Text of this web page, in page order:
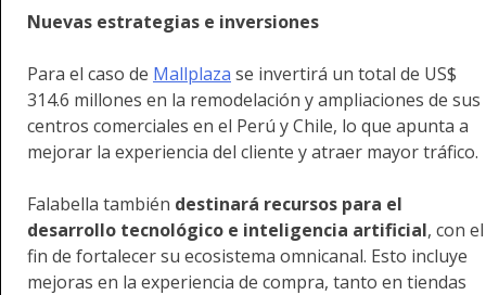
Nuevas estrategias e inversiones
Para el caso de Mallplaza se invertirá un total de US$
314.6 millones en la remodelación y ampliaciones de sus
centros comerciales en el Perú y Chile, lo que apunta a
mejorar la experiencia del cliente y atraer mayor tráfico.
Falabella también destinará recursos para el
desarrollo tecnológico e inteligencia artificial, con el
fin de fortalecer su ecosistema omnicanal. Esto incluye
mejoras en la experiencia de compra, tanto en tiendas